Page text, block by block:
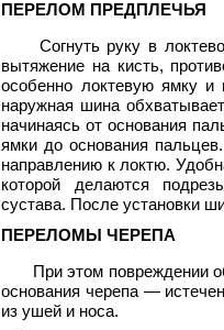
ПЕРЕЛОМ ПРЕДПЛЕЧЬЯ
Согнуть руку в
вытяжение на кисть,
особенно локтевую ямку и
наружная шина
начинаясь от основания
ямки до основания
направлению к локтю.
которой делаются
сустава. После установки
ПЕРЕЛОМЫ ЧЕРЕПА
При этом повреждении
основания черепа —
из ушей и носа.